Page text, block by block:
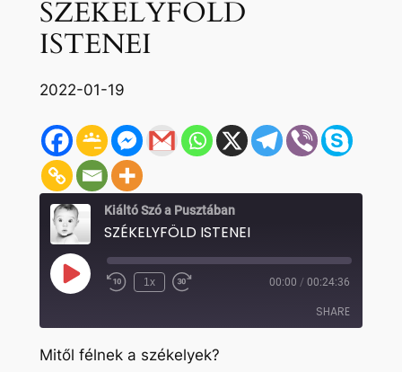
SZÉKELYFÖLD
ISTENEI
2022-01-19
Kiáltó Szó a Pusztában
SZÉKELYFÖLD ISTENEI
Play
Episode Rewind
1x
Fast
seconds
00:00 / 00:24:36
SHARE
SHARE
Mitől félnek a székelyek?